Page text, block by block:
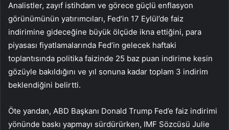
Analistler, zayıf istihdam ve görece güçlü enflasyon
görünümünün yatırımcıları, Fed’in 17 Eylül’de faiz
indirimine gideceğine büyük ölçüde ikna ettiğini, para
piyasası fiyatlamalarında Fed’in gelecek haftaki
toplantısında politika faizinde 25 baz puan indirime kesin
gözüyle bakıldığını ve yıl sonuna kadar toplam 3 indirim
beklendiğini belirtti.
Öte yandan, ABD Başkanı Donald Trump Fed’e faiz indirimi
yönünde baskı yapmayı sürdürürken, IMF Sözcüsü Julie